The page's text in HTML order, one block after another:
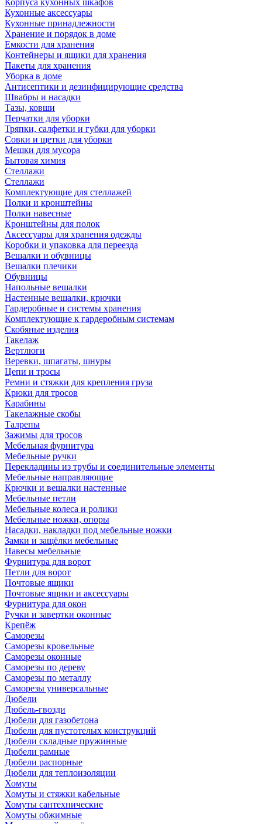
Корпуса кухонных шкафов
Кухонные аксессуары
Кухонные принадлежности
Хранение и порядок в доме
Емкости для хранения
Контейнеры и ящики для хранения
Пакеты для хранения
Уборка в доме
Антисептики и дезинфицирующие средства
Швабры и насадки
Тазы, ковши
Перчатки для уборки
Тряпки, салфетки и губки для уборки
Совки и щетки для уборки
Мешки для мусора
Бытовая химия
Стеллажи
Стеллажи
Комплектующие для стеллажей
Полки и кронштейны
Полки навесные
Кронштейны для полок
Аксессуары для хранения одежды
Коробки и упаковка для переезда
Вешалки и обувницы
Вешалки плечики
Обувницы
Напольные вешалки
Настенные вешалки, крючки
Гардеробные и системы хранения
Комплектующие к гардеробным системам
Скобяные изделия
Такелаж
Вертлюги
Веревки, шпагаты, шнуры
Цепи и тросы
Ремни и стяжки для крепления груза
Крюки для тросов
Карабины
Такелажные скобы
Талрепы
Зажимы для тросов
Мебельная фурнитура
Мебельные ручки
Перекладины из трубы и соединительные элементы
Мебельные направляющие
Крючки и вешалки настенные
Мебельные петли
Мебельные колеса и ролики
Мебельные ножки, опоры
Насадки, накладки под мебельные ножки
Замки и защёлки мебельные
Навесы мебельные
Фурнитура для ворот
Петли для ворот
Почтовые ящики
Почтовые ящики и аксессуары
Фурнитура для окон
Ручки и завертки оконные
Крепёж
Саморезы
Саморезы кровельные
Саморезы оконные
Саморезы по дереву
Саморезы по металлу
Саморезы универсальные
Дюбели
Дюбель-гвозди
Дюбели для газобетона
Дюбели для пустотелых конструкций
Дюбели складные пружинные
Дюбели рамные
Дюбели распорные
Дюбели для теплоизоляции
Хомуты
Хомуты и стяжки кабельные
Хомуты сантехнические
Хомуты обжимные